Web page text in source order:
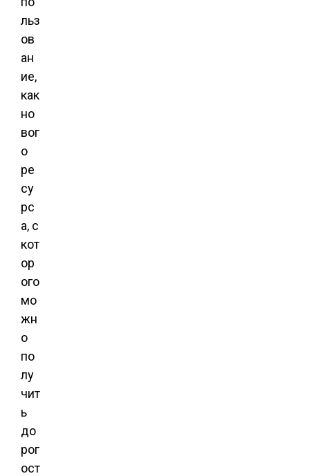
льз
ов
ан
ие,
как
но
вог
о
ре
су
рс
а, с
кот
ор
ого
мо
жн
о
по
лу
чит
ь
до
рог
ост